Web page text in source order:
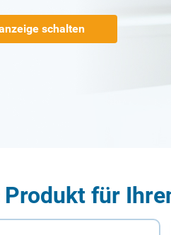
schalten
Produkt für